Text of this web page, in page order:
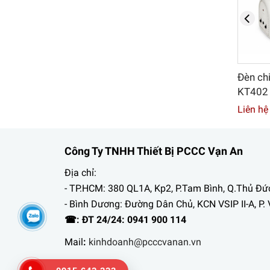
Đèn
Liên hệ
Công Ty TNHH Thiết Bị PCCC Vạn An
Địa chỉ:
- TP.HCM: 380 QL1A, Kp2, P.Tam Bình, Q.Thủ
- Bình Dương: Đường Dân Chủ, KCN VSIP II-A, P.
☎: ĐT 24/24: 0941 900 114
Mail: kinhdoanh@pcccvanan.vn